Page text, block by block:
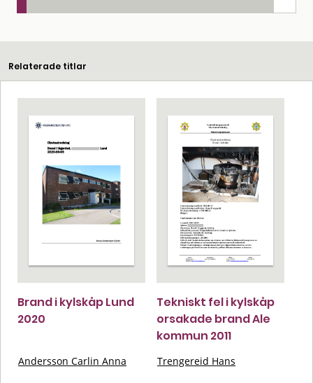
Relaterade titlar
Brand i kylskåp Lund
2020
Andersson Carlin Anna
Tekniskt fel i kylskåp
orsakade brand Ale
kommun 2011
Trengereid Hans